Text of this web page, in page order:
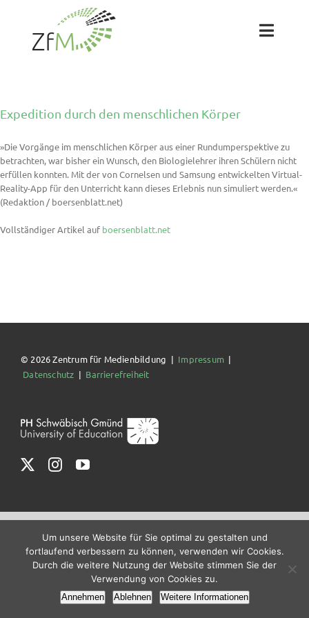
springen
Toggle
Projekte
Expedition durch den menschlichen Körper
»Die Vorgänge im menschlichen Körper aus einer Rundumperspektive zu
betrachten, war bisher ein Wunsch, den Biologielehrer ihren Schülern nicht
erfüllen konnten. Mit der von Cornelsen und Samsung entwickelten Virtual-
Reality-App für den Unterricht kann dieses Erlebnis nun simuliert werden.«
(Redaktion / boersenblatt.net)
Vollständiger Artikel auf boersenblatt.net
© 2026 Zentrum für Medienbildung | Impressum|
Datenschutz | Barrierefreiheit
Um unsere Website für Sie optimal zu gestalten und
fortlaufend verbessern zu können, verwenden wir Cookies.
Durch die weitere Nutzung der Website stimmen Sie der
Verwendung von Cookies zu.
Annehmen Ablehnen Weitere Informationen